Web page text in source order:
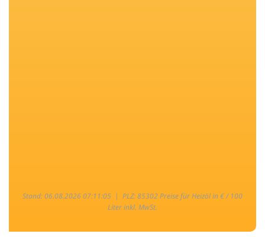
Stand: 06.08.2026 07:11:05 | PLZ: 85302 Preise für Heizöl in € / 100
Liter inkl. MwSt.